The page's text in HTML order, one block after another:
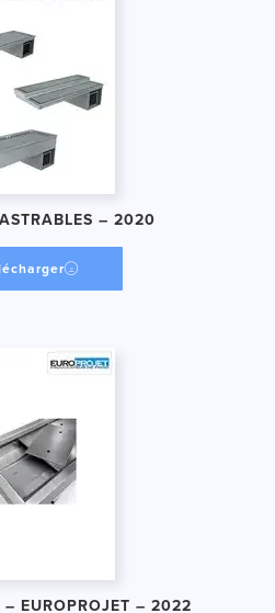
– 2020
EUROPROJET – 2022